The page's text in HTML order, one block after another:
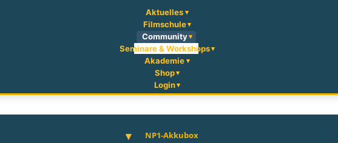
Aktuelles
Filmschule
Community
Seminare & Workshops
Akademie
Shop
Login
NP1-Akkubox